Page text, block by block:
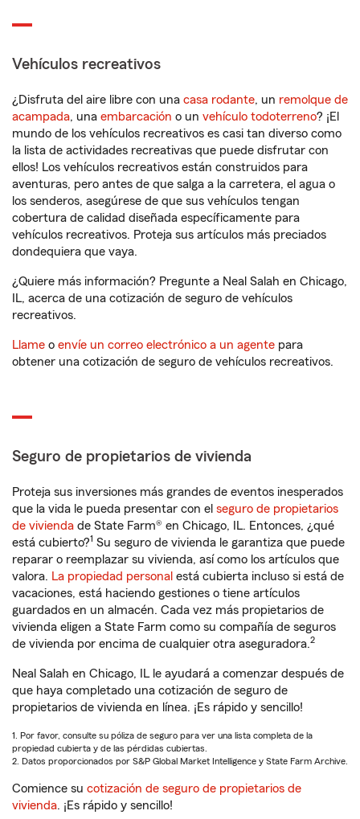
Vehículos recreativos
¿Disfruta del aire libre con una casa rodante, un remolque de
acampada, una embarcación o un vehículo todoterreno? ¡El
mundo de los vehículos recreativos es casi tan diverso como
la lista de actividades recreativas que puede disfrutar con
ellos! Los vehículos recreativos están construidos para
aventuras, pero antes de que salga a la carretera, el agua o
los senderos, asegúrese de que sus vehículos tengan
cobertura de calidad diseñada específicamente para
vehículos recreativos. Proteja sus artículos más preciados
dondequiera que vaya.
¿Quiere más información? Pregunte a Neal Salah en Chicago,
IL, acerca de una cotización de seguro de vehículos
recreativos.
Llame o envíe un correo electrónico a un agente para
obtener una cotización de seguro de vehículos recreativos.
Seguro de propietarios de vivienda
Proteja sus inversiones más grandes de eventos inesperados
que la vida le pueda presentar con el seguro de propietarios
de vivienda de State Farm® en Chicago, IL. Entonces, ¿qué
está cubierto?1 Su seguro de vivienda le garantiza que puede
reparar o reemplazar su vivienda, así como los artículos que
valora. La propiedad personal está cubierta incluso si está de
vacaciones, está haciendo gestiones o tiene artículos
guardados en un almacén. Cada vez más propietarios de
vivienda eligen a State Farm como su compañía de seguros
de vivienda por encima de cualquier otra aseguradora.2
Neal Salah en Chicago, IL le ayudará a comenzar después de
que haya completado una cotización de seguro de
propietarios de vivienda en línea. ¡Es rápido y sencillo!
1. Por favor, consulte su póliza de seguro para ver una lista completa de la
propiedad cubierta y de las pérdidas cubiertas.
2. Datos proporcionados por S&P Global Market Intelligence y State Farm Archive.
Comience su cotización de seguro de propietarios de
vivienda. ¡Es rápido y sencillo!